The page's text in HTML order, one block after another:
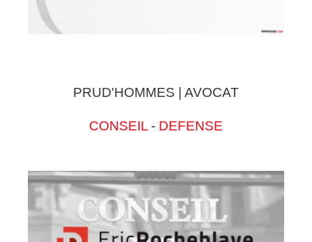
PRUD'HOMMES | AVOCAT
CONSEIL - DEFENSE